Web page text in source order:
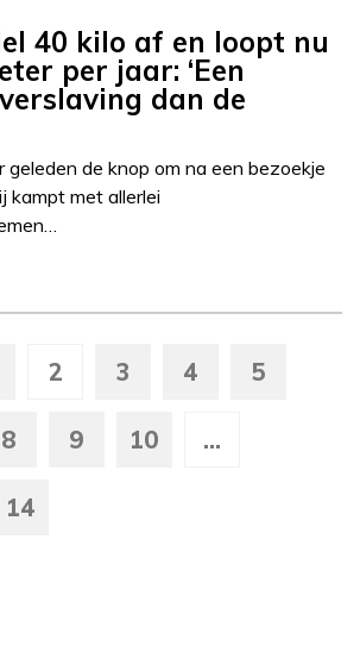
40 kilo af en loopt nu
per jaar: ‘Een
dan de
geleden de knop om na een bezoekje
kampt met allerlei
2 3 4 5
8 9 10 ...
14